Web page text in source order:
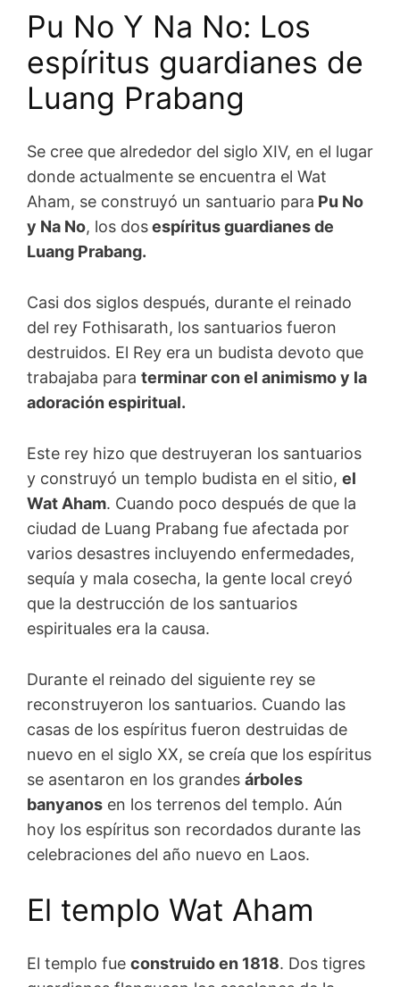
Pu No Y Na No: Los
espíritus guardianes de
Luang Prabang
Se cree que alrededor del siglo XIV, en el lugar
donde actualmente se encuentra el Wat
Aham, se construyó un santuario para Pu No
y Na No, los dosespíritus guardianes de
Luang Prabang.
Casi dos siglos después, durante el reinado
del rey Fothisarath, los santuarios fueron
destruidos. El Rey era un budista devoto que
trabajaba para terminar con el animismo y la
adoración espiritual.
Este rey hizo que destruyeran los santuarios
y construyó un templo budista en el sitio, el
Wat Aham. Cuando poco después de que la
ciudad de Luang Prabang fue afectada por
varios desastres incluyendo enfermedades,
sequía y mala cosecha, la gente local creyó
que la destrucción de los santuarios
espirituales era la causa.
Durante el reinado del siguiente rey se
reconstruyeron los santuarios. Cuando las
casas de los espíritus fueron destruidas de
nuevo en el siglo XX, se creía que los espíritus
se asentaron en los grandes árboles
banyanos en los terrenos del templo. Aún
hoy los espíritus son recordados durante las
celebraciones del año nuevo en Laos.
El templo Wat Aham
El templo fue construido en 1818. Dos tigres